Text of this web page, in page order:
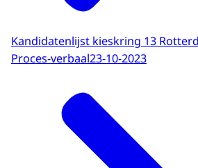
Kandidatenlijst kieskring 13
Proces-verbaal23-10-2023